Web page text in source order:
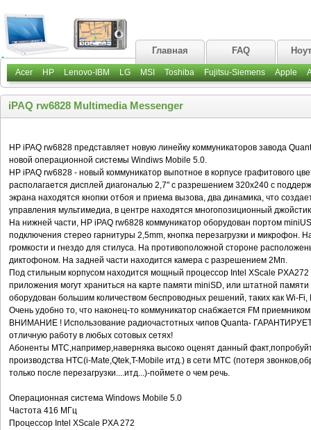
Главная FAQ
Acer HP Lenovo-IBM LG MSI Toshiba Fujitsu-Siemens Apple
iPAQ rw6828 Multimedia Messenger
HP iPAQ rw6828 представляет новую линейку коммуникаторов завода
новой операционной системы Windiws Mobile 5.0.
HP iPAQ rw6828 - новый коммуникатор выпотное в корпусе графитового
располагается дисплей диагональю 2,7" с разрешением 320x240 с
экрана находятся кнопки отбоя и приема вызова, два динамика, что
управления мультимедиа, в центре находятся многопозиционный
На нижней части, HP iPAQ rw6828 коммуникатор оборудован портом
подключения стерео гарнитуры 2,5mm, кнопка перезагрузки и микрофон.
громкости и гнездо для стилуса. На противоположной стороне
диктофоном. На задней части находится камера с разрешением 2Мп.
Под стильным корпусом находится мощный процессор Intel XScale PXA272
приложения могут храниться на карте памяти miniSD, или штатной
оборудован большим количеством беспроводных решений, таких как Wi-
Очень удобно то, что наконец-то коммуникатор снабжается FM
BНИМАНИЕ ! Использование радиочастотных чипов Quanta-
отличную работу в любых сотовых сетях!
Абоненты МТС,например,наверняка высоко оценят данный
производства НТС(i-Mate,Qtek,T-Mobile итд.) в сети МТС (потеря
только после перезагрузки....итд...)-поймете о чем речь.
Операционная система Windows Mobile 5.0
Частота 416 МГц
Процессор Intel XScale PXA 272